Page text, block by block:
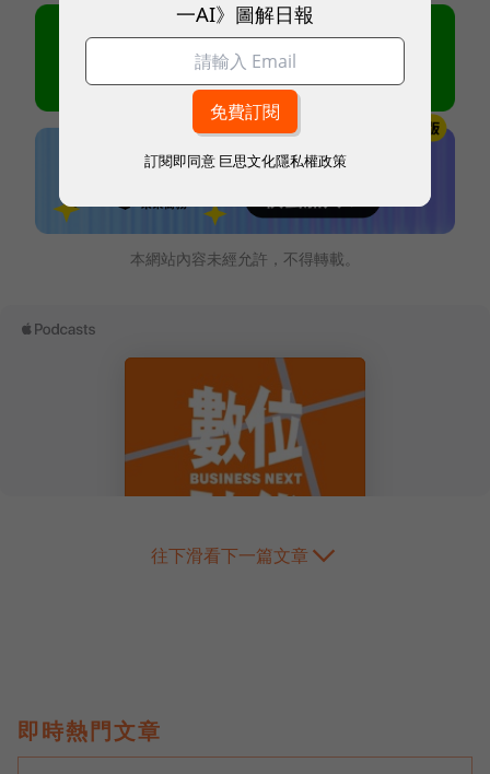
本網站內容未經允許，不得轉載。
往下滑看下一篇文章
即時熱門文章
一AI》圖解日報
訂閱即同意 巨思文化隱私權政策